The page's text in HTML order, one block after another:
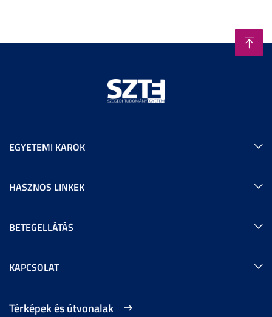
EGYETEMI KAROK
HASZNOS LINKEK
BETEGELLÁTÁS
KAPCSOLAT
Térképek és útvonalak